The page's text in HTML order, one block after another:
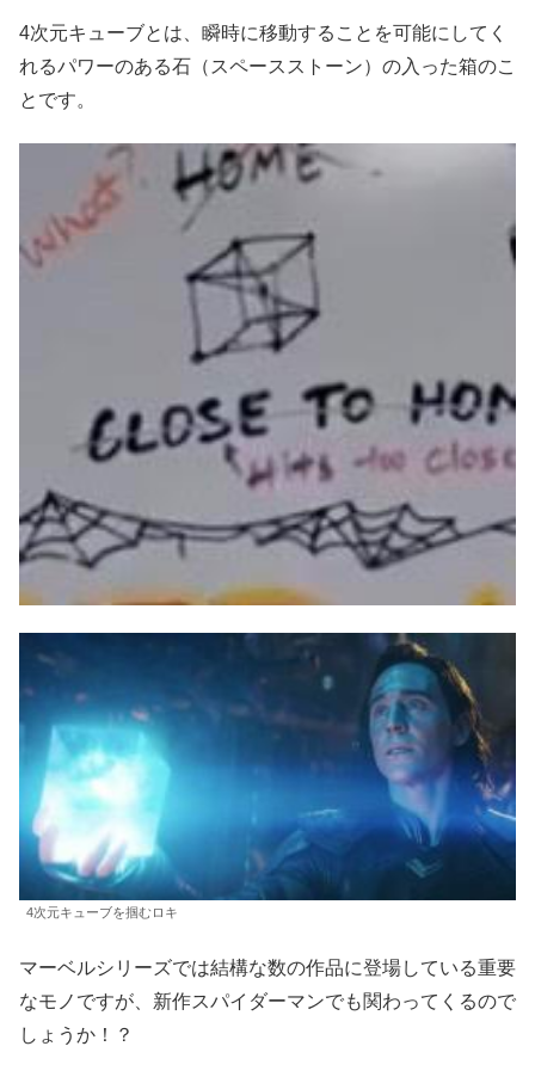
4次元キューブとは、瞬時に移動することを可能にしてく
れるパワーのある石（スペースストーン）の入った箱のこ
とです。
4次元キューブを掴むロキ
マーベルシリーズでは結構な数の作品に登場している重要
なモノですが、新作スパイダーマンでも関わってくるので
しょうか！？